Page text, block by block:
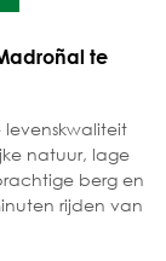
te
natuur, lage
berg en
rijden van